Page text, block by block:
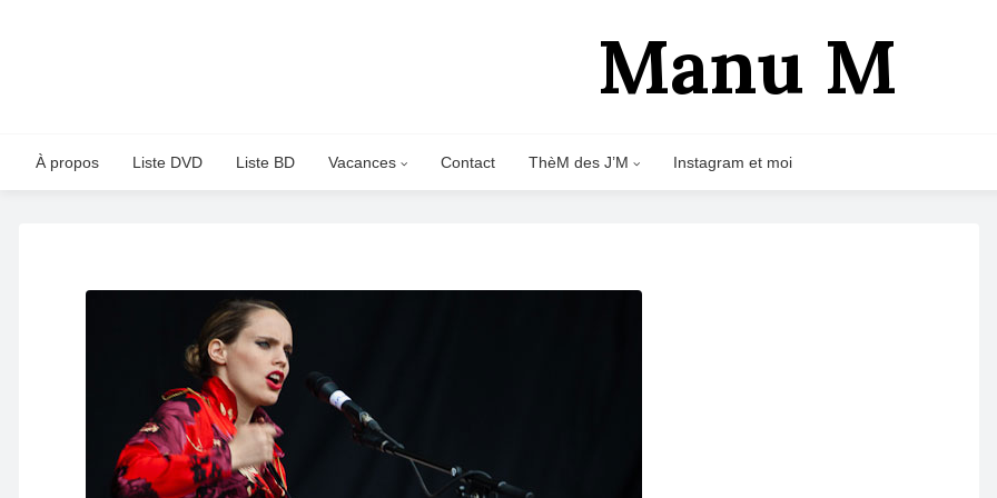
Manu M
À propos Liste DVD Liste BD Vacances Contact ThèM des J’M Instagram et moi